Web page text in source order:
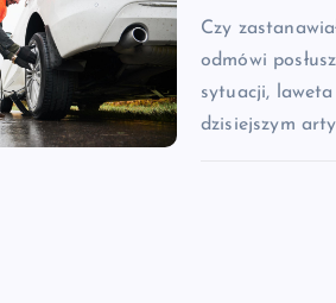
Czy
odmówi
sytuacji,
dzisiejszym